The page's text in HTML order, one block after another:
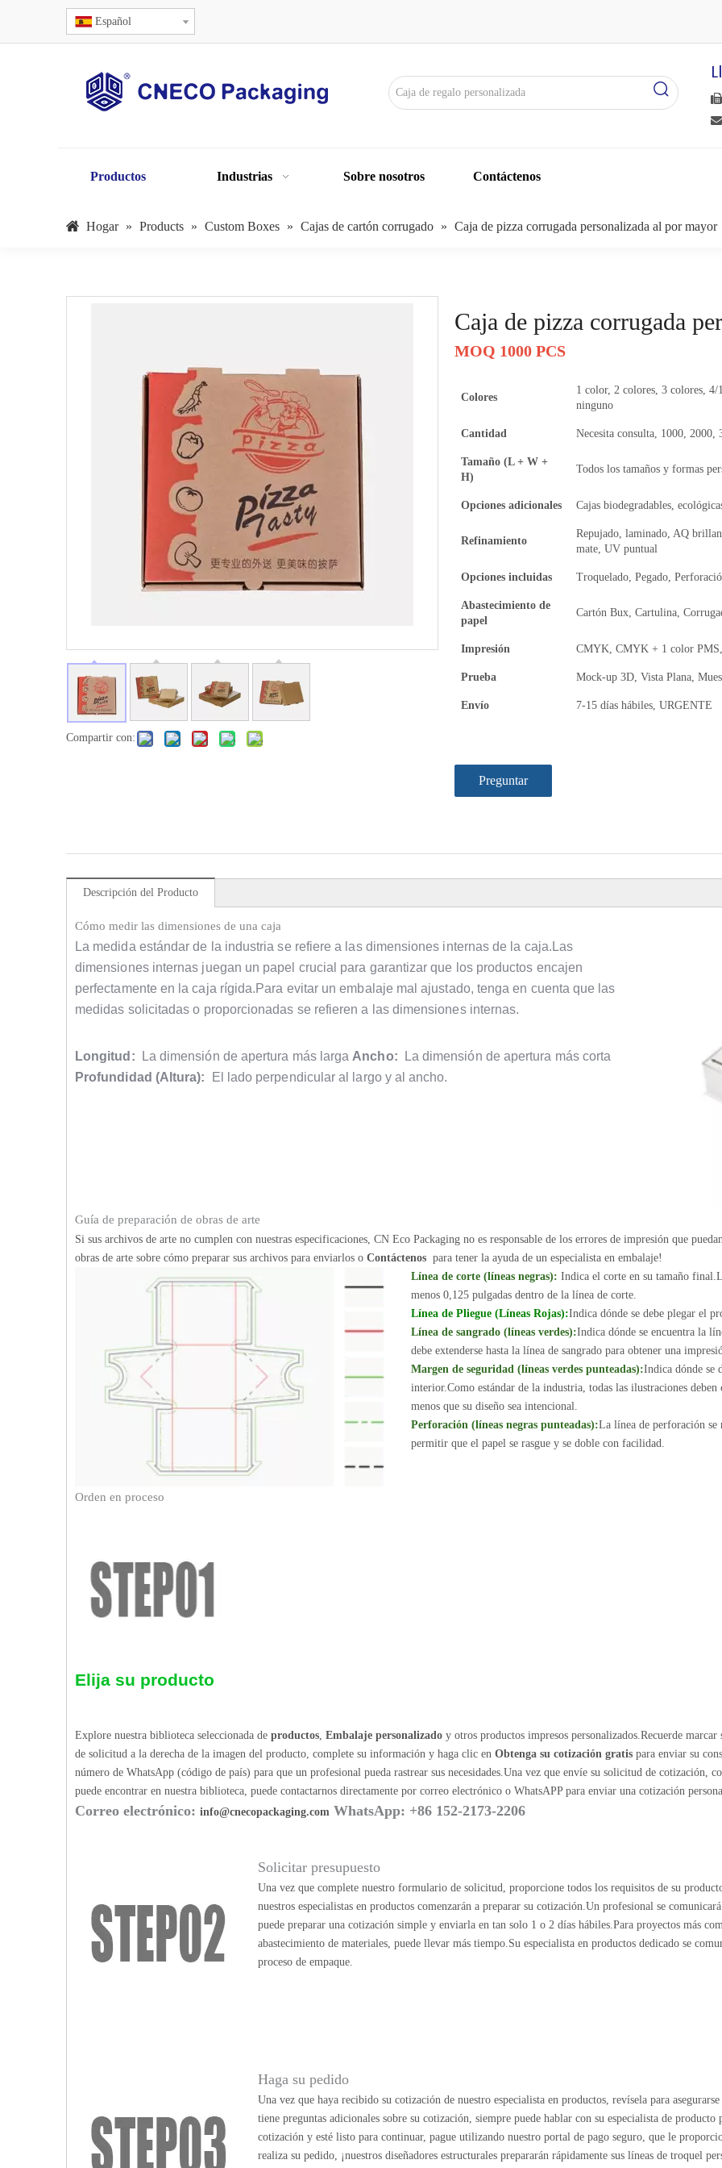
Español


Productos Industrias Sobre nosotros Contáctenos
Hogar » Products » Custom Boxes » Cajas de cartón corrugado » Caja de pizza corrugada personalizada al por mayor
Compartir con:
Caja de pizza corrugada
MOQ 1000 PCS
Colores
1 color, 2 colores, 3 colores,
ninguno
Cantidad Necesita consulta, 1000,
Tamaño (L + W +
H)
Todos los tamaños y formas
Opciones adicionales Cajas biodegradables,
Refinamiento
Repujado, laminado, AQ
mate, UV puntual
Opciones incluidas Troquelado, Pegado,
Abastecimiento de
papel
Cartón Bux, Cartulina,
Impresión CMYK, CMYK + 1 color
Prueba Mock-up 3D, Vista Plana,
Envío 7-15 días hábiles, URGENTE
Preguntar
Descripción del Producto
Cómo medir las dimensiones de una caja
La medida estándar de la industria se refiere a las dimensiones internas de la caja.Las
dimensiones internas juegan un papel crucial para garantizar que los productos encajen
perfectamente en la caja rígida.Para evitar un embalaje mal ajustado, tenga en cuenta que las
medidas solicitadas o proporcionadas se refieren a las dimensiones internas.
Longitud: La dimensión de apertura más larga Ancho:
La dimensión de apertura más corta
Profundidad (Altura): El lado perpendicular al largo y al ancho.
Guía de preparación de obras de arte
Si sus archivos de arte no cumplen con nuestras especificaciones, CN Eco Packaging no es responsable de los errores de impresión que
obras de arte sobre cómo preparar sus archivos para enviarlos o Contáctenos para tener la ayuda de un especialista en embalaje!
Línea de corte (líneas negras): Indica el corte en su tamaño
menos 0,125 pulgadas dentro de la línea de corte.
Línea de Pliegue (Líneas Rojas):Indica dónde se debe plegar el
Línea de sangrado (líneas verdes):Indica dónde se encuentra la
debe extenderse hasta la línea de sangrado para obtener una
Margen de seguridad (líneas verdes punteadas):Indica dónde se
interior.Como estándar de la industria, todas las ilustraciones
menos que su diseño sea intencional.
Perforación (líneas negras punteadas):La línea de perforación
permitir que el papel se rasgue y se doble con facilidad.
Orden en proceso
Elija su producto
Explore nuestra biblioteca seleccionada de productos Embalaje personalizado y otros productos impresos personalizados.Recuerde
de solicitud a la derecha de la imagen del producto, complete su información y haga clic en Obtenga su cotización gratis para enviar su
número de WhatsApp (código de país) para que un profesional pueda rastrear sus necesidades.Una vez que envíe su solicitud de cotización,
puede encontrar en nuestra biblioteca, puede contactarnos directamente por correo electrónico o WhatsAPP para enviar una cotización
Correo electrónico: info@cnecopackaging.com WhatsApp: +86 152-2173-2206
Solicitar presupuesto
Una vez que complete nuestro formulario de solicitud, proporcione todos los requisitos de su
nuestros especialistas en productos comenzarán a preparar su cotización.Un profesional se
puede preparar una cotización simple y enviarla en tan solo 1 o 2 días hábiles.Para proyectos más
abastecimiento de materiales, puede llevar más tiempo.Su especialista en productos dedicado se
proceso de empaque.
Haga su pedido
Una vez que haya recibido su cotización de nuestro especialista en productos, revísela para
tiene preguntas adicionales sobre su cotización, siempre puede hablar con su especialista de
cotización y esté listo para continuar, pague utilizando nuestro portal de pago seguro, que le
realiza su pedido, ¡nuestros diseñadores estructurales prepararán rápidamente sus líneas de troquel